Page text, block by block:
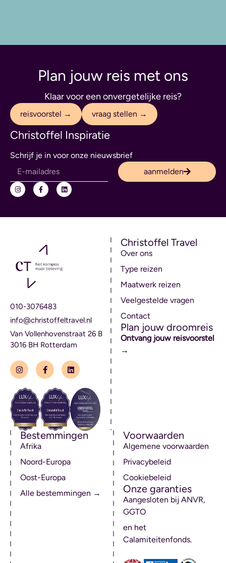
Plan jouw reis met ons
Klaar voor een onvergetelijke reis?
reisvoorstel → vraag stellen →
Christoffel Inspiratie
Schrijf je in voor onze nieuwsbrief
aanmelden
010-3076483
info@christoffeltravel.nl
Van Vollenhovenstraat 26 B
3016 BH Rotterdam
Christoffel Travel
Over ons
Type reizen
Maatwerk reizen
Veelgestelde vragen
Contact
Plan jouw droomreis
Ontvang jouw reisvoorstel
→
Bestemmingen
Afrika
Noord-Europa
Oost-Europa
Alle bestemmingen →
Voorwaarden
Algemene voorwaarden
Privacybeleid
Cookiebeleid
Onze garanties
Aangesloten bij ANVR,
GGTO
en het
Calamiteitenfonds.